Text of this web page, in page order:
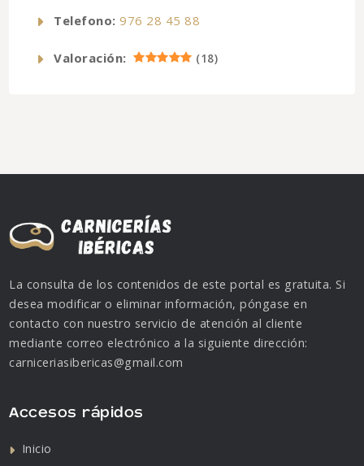
Telefono: 976 28 45 88
Valoración: (18)
La consulta de los contenidos de este portal es gratuita. Si
desea modificar o eliminar información, póngase en
contacto con nuestro servicio de atención al cliente
mediante correo electrónico a la siguiente dirección:
carniceriasibericas@gmail.com
Accesos rápidos
Inicio